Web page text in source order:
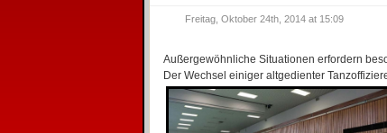
Freitag, Oktober 24th, 2014 at 15:09
Außergewöhnliche Situationen erfordern
Der Wechsel einiger altgedienter